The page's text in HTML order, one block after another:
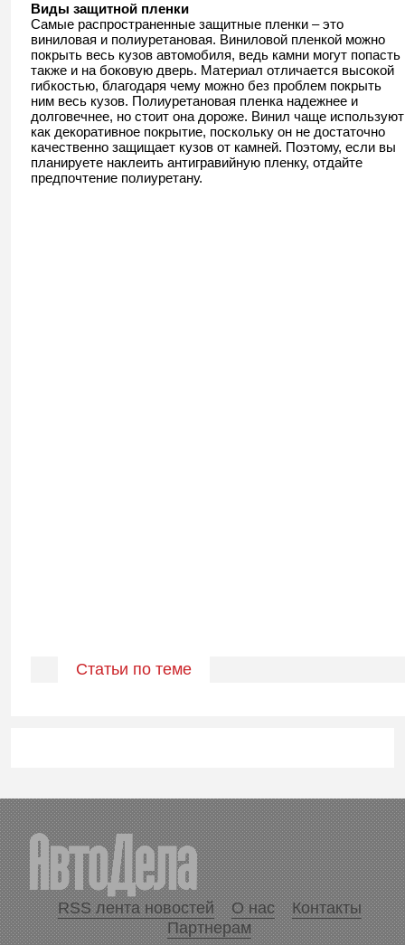
Виды защитной пленки
Самые распространенные защитные пленки – это
виниловая и полиуретановая. Виниловой пленкой можно
покрыть весь кузов автомобиля, ведь камни могут попасть
также и на боковую дверь. Материал отличается высокой
гибкостью, благодаря чему можно без проблем покрыть
ним весь кузов. Полиуретановая пленка надежнее и
долговечнее, но стоит она дороже. Винил чаще используют
как декоративное покрытие, поскольку он не достаточно
качественно защищает кузов от камней. Поэтому, если вы
планируете наклеить антигравийную пленку, отдайте
предпочтение полиуретану.
Статьи по теме
RSS лента новостей О нас
Контакты
Партнерам